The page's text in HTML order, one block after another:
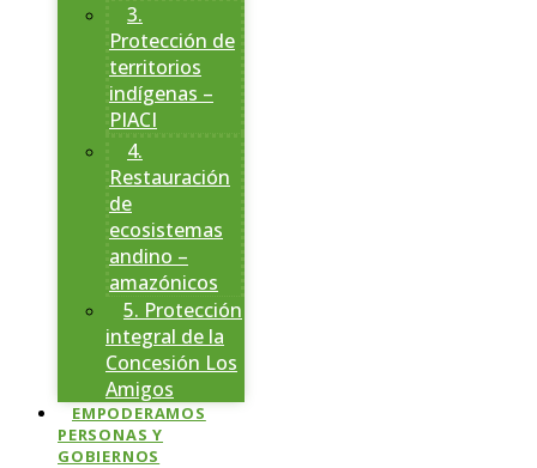
3.
Protección de
territorios
indígenas –
PIACI
4.
Restauración
de
ecosistemas
andino –
amazónicos
5. Protección
integral de la
Concesión Los
Amigos
EMPODERAMOS
PERSONAS Y
GOBIERNOS